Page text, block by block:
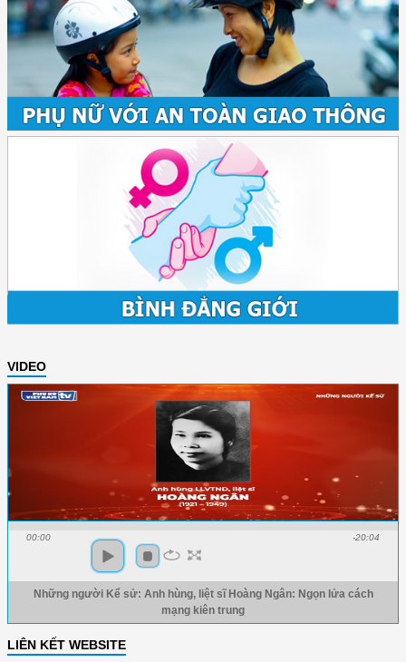
VIDEO
00:00 -20:04
Những người Kể sử: Anh hùng, liệt sĩ Hoàng Ngân: Ngọn lửa cách
mạng kiên trung
LIÊN KẾT WEBSITE